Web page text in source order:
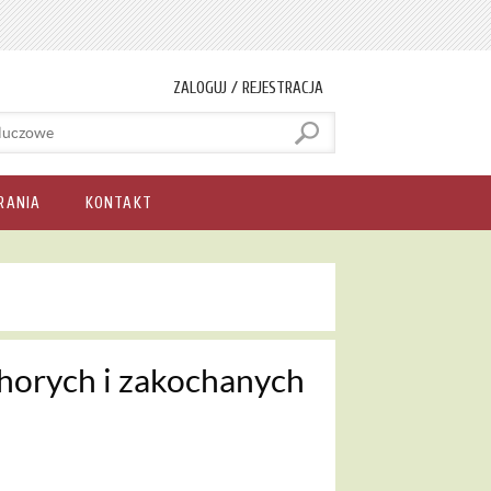
ZALOGUJ / REJESTRACJA
KONTAKT
i zakochanych